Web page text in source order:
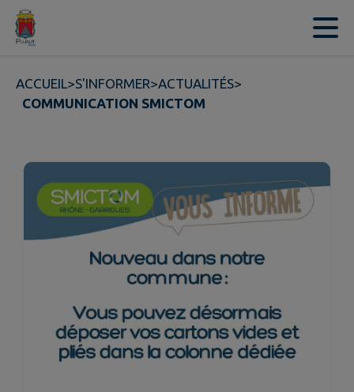
Contenu
ACCUEIL>S'INFORMER>ACTUALITÉS>
COMMUNICATION SMICTOM